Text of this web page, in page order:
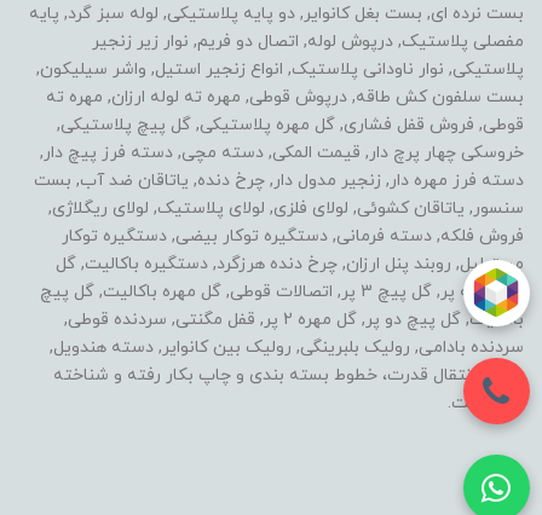
بست نرده ای, بست بغل کانوایر, دو پایه پلاستیکی, لوله سبز گرد, پایه
مفصلی پلاستیک, درپوش لوله, اتصال دو فریم, نوار زیر زنجیر
پلاستیکی, نوار ناودانی پلاستیک, انواع زنجیر استیل, واشر سیلیکون,
بست سلفون کش طاقه, درپوش قوطی, مهره ته لوله ارزان, مهره ته
قوطی, فروش قفل فشاری, گل مهره پلاستیکی, گل پیچ پلاستیکی,
خروسکی چهار پرچ دار, قیمت المکی, دسته مچی, دسته فرز پیچ دار,
دسته فرز مهره دار, زنجیر مدول دار, چرخ دنده, یاتاقان ضد آب, بست
سنسور, یاتاقان کشوئی, لولای فلزی, لولای پلاستیک, لولای ریگلاژی,
فروش فلکه, دسته فرمانی, دستگیره توکار بیضی, دستگیره توکار
مستطیل, روبند پنل ارزان, چرخ دنده هرزگرد, دستگیره باکالیت, گل
مهره سه پر, گل پیچ 3 پر, اتصالات قوطی, گل مهره باکالیت, گل پیچ
باکالیت, گل پیچ دو پر, گل مهره 2 پر, قفل مگنتی, سردنده قوطی,
سردنده بادامی, رولیک بلبرینگی, رولیک بین کانوایر, دسته هندویل,
خطوط انتقال قدرت، خطوط بسته بندی و چاپ بکار رفته و شناخته
شده است.